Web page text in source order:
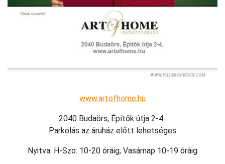
www.artofhome.hu
2040 Budaörs, Építők útja 2-4.
Parkolás az áruház előtt lehetséges
Nyitva: H-Szo: 10-20 óráig, Vasárnap 10-19 óráig